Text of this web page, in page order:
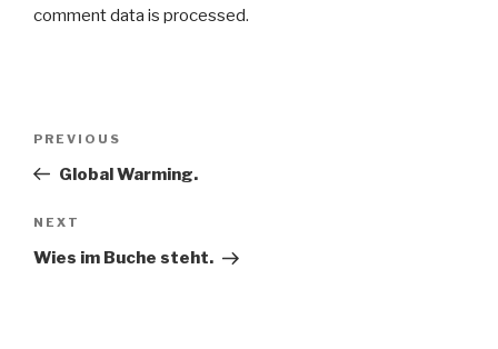
comment data is processed.
Previous
Post
PREVIOUS
Global Warming.
Next
Post
NEXT
Wies im Buche steht.